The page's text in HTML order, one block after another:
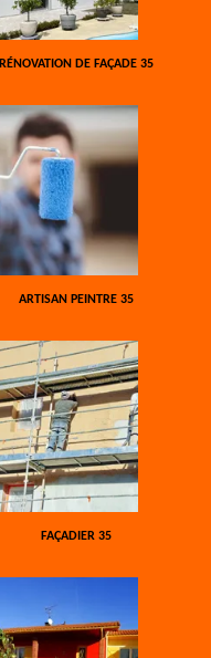
RÉNOVATION DE FAÇADE 35
ARTISAN PEINTRE 35
FAÇADIER 35